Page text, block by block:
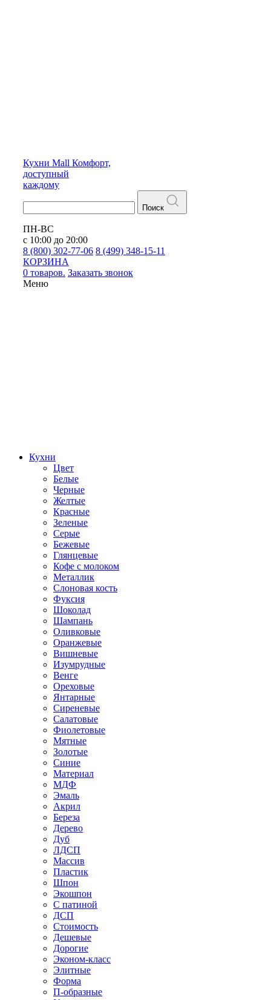
Кухни Mall Комфорт,
доступный
каждому
Поиск
ПН-ВС
с 10:00 до 20:00
8 (800) 302-77-06 8 (499) 348-15-11
КОРЗИНА
0 товаров. Заказать звонок
Меню
Кухни
Цвет
Белые
Черные
Желтые
Красные
Зеленые
Серые
Бежевые
Глянцевые
Кофе с молоком
Металлик
Слоновая кость
Фуксия
Шоколад
Шампань
Оливковые
Оранжевые
Вишневые
Изумрудные
Венге
Ореховые
Янтарные
Сиреневые
Салатовые
Фиолетовые
Мятные
Золотые
Синие
Материал
МДФ
Эмаль
Акрил
Береза
Дерево
Дуб
ЛДСП
Массив
Пластик
Шпон
Экошпон
С патиной
ДСП
Стоимость
Дешевые
Дорогие
Эконом-класс
Элитные
Форма
П-образные